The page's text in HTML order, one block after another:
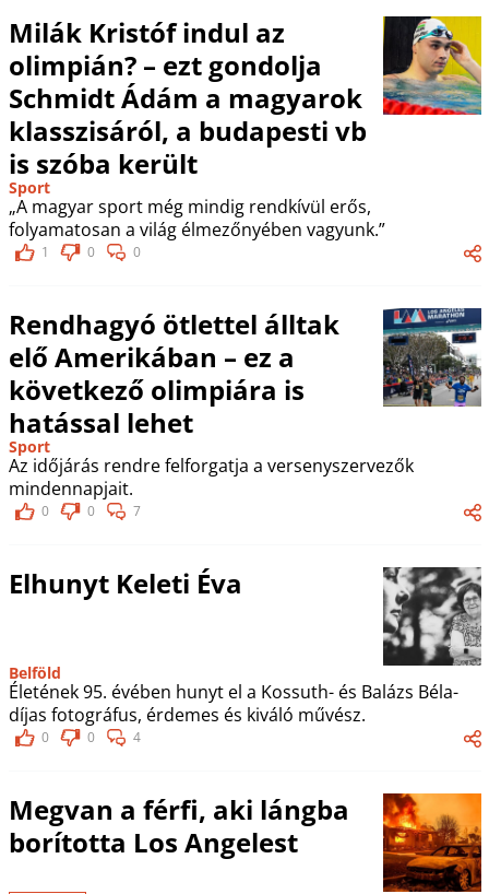
Milák Kristóf indul az
olimpián? – ezt gondolja
Schmidt Ádám a magyarok
klasszisáról, a budapesti vb
is szóba került
Sport
„A magyar sport még mindig rendkívül erős,
folyamatosan a világ élmezőnyében vagyunk.”
1 0 0
Rendhagyó ötlettel álltak
elő Amerikában – ez a
következő olimpiára is
hatással lehet
Sport
Az időjárás rendre felforgatja a versenyszervezők
mindennapjait.
0 0 7
Elhunyt Keleti Éva
Belföld
Életének 95. évében hunyt el a Kossuth- és Balázs Béla-
díjas fotográfus, érdemes és kiváló művész.
0 0 4
Megvan a férfi, aki lángba
borította Los Angelest